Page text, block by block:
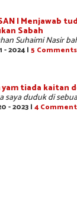
| Menjawab
Sabah
Suhaimi Nasir
- 2024 | 5 Comments
yam tiada kaitan
saya duduk di
- 2023 | 4